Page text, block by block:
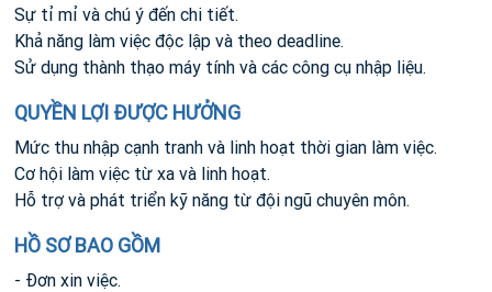
Sự tỉ mỉ và chú ý đến chi tiết.
Khả năng làm việc độc lập và theo deadline.
Sử dụng thành thạo máy tính và các công cụ nhập liệu.
QUYỀN LỢI ĐƯỢC HƯỞNG
Mức thu nhập cạnh tranh và linh hoạt thời gian làm việc.
Cơ hội làm việc từ xa và linh hoạt.
Hỗ trợ và phát triển kỹ năng từ đội ngũ chuyên môn.
HỒ SƠ BAO GỒM
- Đơn xin việc.